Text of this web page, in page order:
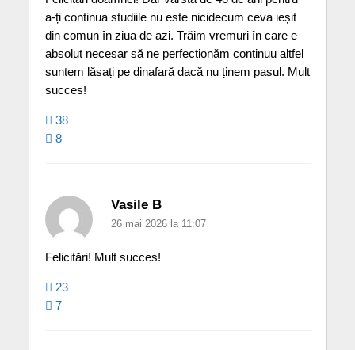
a-ți continua studiile nu este nicidecum ceva ieșit
din comun în ziua de azi. Trăim vremuri în care e
absolut necesar să ne perfecționăm continuu altfel
suntem lăsați pe dinafară dacă nu ținem pasul. Mult
succes!
38
8
Vasile B
26 mai 2026 la 11:07
Felicitări! Mult succes!
23
7